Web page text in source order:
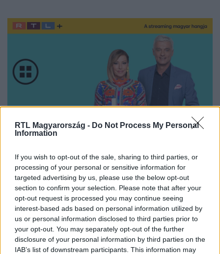
RTL Magyarország - Do Not Process My Personal
Information
If you wish to opt-out of the sale, sharing to third parties, or
processing of your personal or sensitive information for
targeted advertising by us, please use the below opt-out
section to confirm your selection. Please note that after your
opt-out request is processed you may continue seeing
interest-based ads based on personal information utilized by
us or personal information disclosed to third parties prior to
your opt-out. You may separately opt-out of the further
disclosure of your personal information by third parties on the
IAB’s list of downstream participants. This information may
Itt állítsd be, hogy az RTL.hu az elsők között
legyen a Google-találatokban!